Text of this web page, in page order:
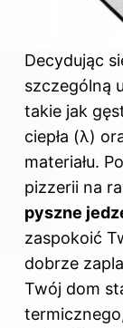
Decydując
szczególną
takie jak
ciepła (λ)
materiału.
pizzerii na
pyszne
zaspokoić
dobrze
Twój dom